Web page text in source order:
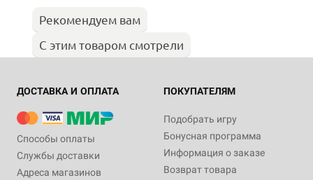
Рекомендуем вам
С этим товаром смотрели
ДОСТАВКА И ОПЛАТА
Способы оплаты
Службы доставки
Адреса магазинов
ПОКУПАТЕЛЯМ
Подобрать игру
Бонусная программа
Информация о заказе
Возврат товара